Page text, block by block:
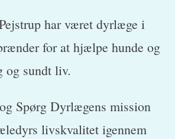
har været dyrlæge i
for at hjælpe hunde og
og sundt liv.
Spørg Dyrlægens mission
livskvalitet igennem